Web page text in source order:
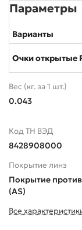
Параметры
Варианты
Очки открытые
Вес (кг. за 1 шт.)
0.043
Код ТН ВЭД
8428908000
Покрытие линз
Покрытие
(AS)
Все